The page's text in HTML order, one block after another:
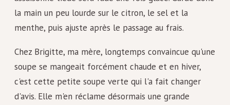
la main un peu lourde sur le citron, le sel et la
menthe, puis ajuste après le passage au frais.
Chez Brigitte, ma mère, longtemps convaincue qu'une
soupe se mangeait forcément chaude et en hiver,
c'est cette petite soupe verte qui l'a fait changer
d'avis. Elle m'en réclame désormais une grande